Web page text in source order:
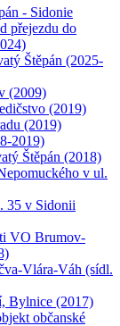
- Sidonie
přejezdu do
Štěpán (2025-
(2009)
(2019)
(2019)
2019)
Štěpán (2018)
v ul.
35 v Sidonii
VO Brumov-
Vlára-Váh (sídl.
Bylnice (2017)
občanské